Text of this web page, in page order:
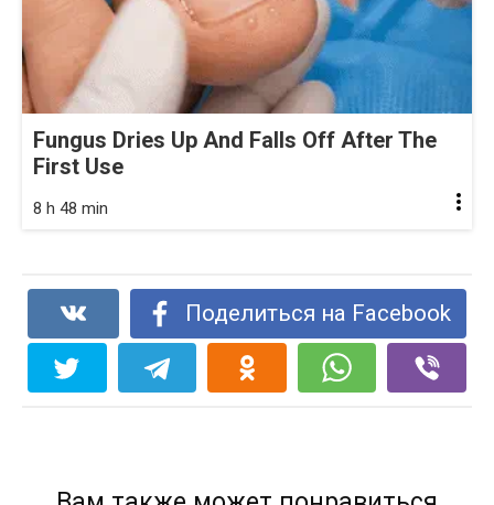
Fungus Dries Up And Falls Off After The
First Use
8 h 48 min
Поделиться на Facebook